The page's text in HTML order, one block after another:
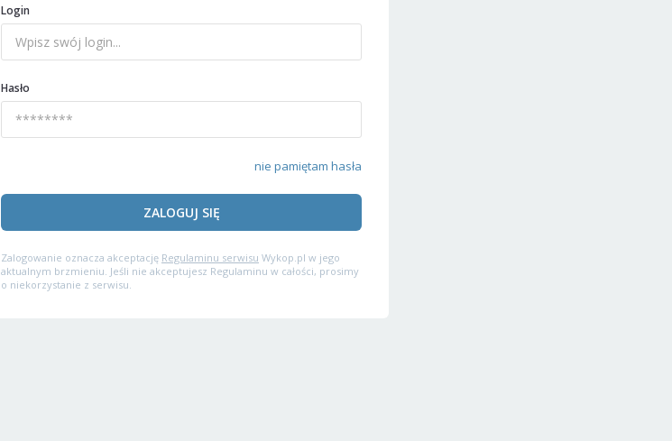
Login
Hasło
nie pamiętam hasła
ZALOGUJ SIĘ
Zalogowanie oznacza akceptację Regulaminu serwisu Wykop.pl w jego
aktualnym brzmieniu. Jeśli nie akceptujesz Regulaminu w całości, prosimy
o niekorzystanie z serwisu.